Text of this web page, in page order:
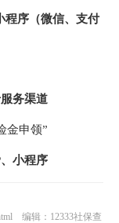
程序（微信、支付
务渠道
金申领”
小程序
编辑：12333社保查